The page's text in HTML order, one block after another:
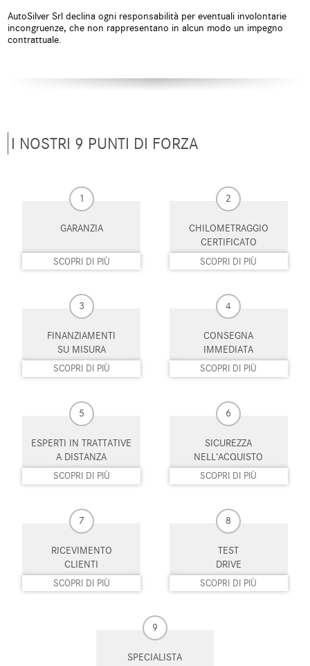
Sensore di pioggia Sensori di parcheggio anteriori
Sistema di chiamata d'emergenza Sistema di navigazione
Telecamera per parcheggio
assistito
Touch screen
AutoSilver Srl declina ogni responsabilità per eventuali involontarie
incongruenze, che non rappresentano in alcun modo un impegno
contrattuale.
I NOSTRI 9 PUNTI DI FORZA
1
GARANZIA
SCOPRI DI PIÙ
2
CHILOMETRAGGIO
CERTIFICATO
SCOPRI DI PIÙ
3
FINANZIAMENTI
SU MISURA
SCOPRI DI PIÙ
4
CONSEGNA
IMMEDIATA
SCOPRI DI PIÙ
5
ESPERTI IN TRATTATIVE
A DISTANZA
SCOPRI DI PIÙ
6
SICUREZZA
NELL’ACQUISTO
SCOPRI DI PIÙ
7
RICEVIMENTO
CLIENTI
SCOPRI DI PIÙ
8
TEST
DRIVE
SCOPRI DI PIÙ
9
SPECIALISTA